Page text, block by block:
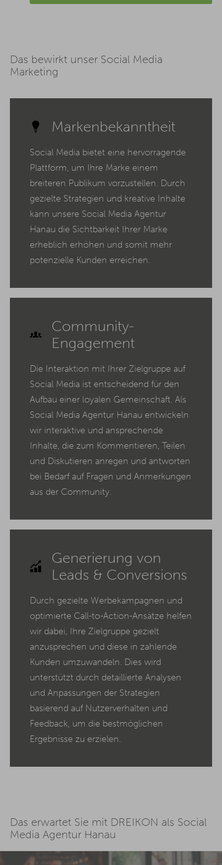
Das bewirkt unser Social Media
Marketing
Markenbekanntheit
Social Media bietet eine hervorragende
Plattform, um Ihre Marke einem
breiteren Publikum vorzustellen. Durch
gezielte Strategien und kreative Inhalte
kann unsere Social Media Agentur
Hanau die Sichtbarkeit Ihrer Marke
erheblich erhöhen und somit mehr
potenzielle Kunden erreichen.
Community-
Engagement
Die Interaktion mit Ihrer Zielgruppe auf
Social Media ist entscheidend für den
Aufbau einer loyalen Gemeinschaft. Als
Social Media Agentur Hanau entwickeln
wir interaktive und ansprechende
Inhalte, die zum Kommentieren, Teilen
und Diskutieren anregen und antworten
bei Bedarf auf Fragen und Anmerkungen
aus der Community.
Generierung von
Leads & Conversions
Durch gezielte Werbekampagnen und
optimierte Call-to-Action-Ansätze helfen
wir dabei, Ihre Zielgruppe gezielt
anzusprechen und diese in zahlende
Kunden umzuwandeln. Dies wird
unterstützt durch detaillierte Analysen
und Anpassungen der Strategien
basierend auf Nutzerverhalten und
Feedback, um die bestmöglichen
Ergebnisse zu erzielen.
Das erwartet Sie mit DREIKON als Social
Media Agentur Hanau